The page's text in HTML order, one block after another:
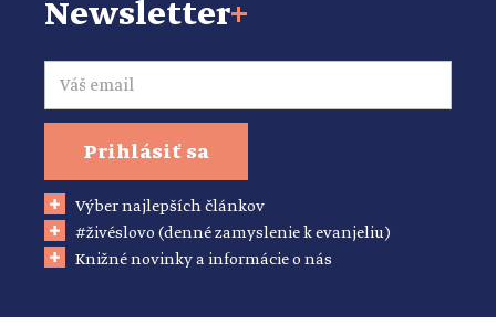
Newsletter+
Email
Prihlásiť sa
Výber najlepších článkov
#živéslovo (denné zamyslenie k evanjeliu)
Knižné novinky a informácie o nás